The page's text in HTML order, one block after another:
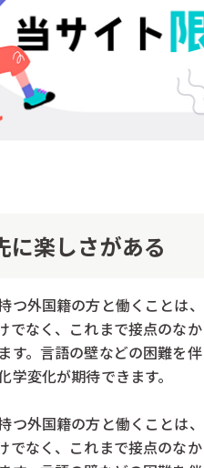
に楽しさがある
つ外国籍の方と働くことは
でなく、これまで接点のな
す。言語の壁などの困難を
学変化が期待できます。
つ外国籍の方と働くことは
でなく、これまで接点のな